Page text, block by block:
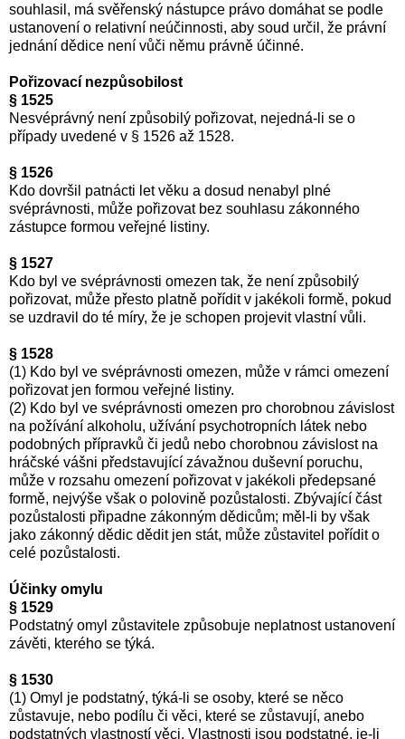
souhlasil, má svěřenský nástupce právo domáhat se podle
ustanovení o relativní neúčinnosti, aby soud určil, že právní
jednání dědice není vůči němu právně účinné.
Pořizovací nezpůsobilost
§ 1525
Nesvéprávný není způsobilý pořizovat, nejedná-li se o
případy uvedené v § 1526 až 1528.
§ 1526
Kdo dovršil patnácti let věku a dosud nenabyl plné
svéprávnosti, může pořizovat bez souhlasu zákonného
zástupce formou veřejné listiny.
§ 1527
Kdo byl ve svéprávnosti omezen tak, že není způsobilý
pořizovat, může přesto platně pořídit v jakékoli formě, pokud
se uzdravil do té míry, že je schopen projevit vlastní vůli.
§ 1528
(1) Kdo byl ve svéprávnosti omezen, může v rámci omezení
pořizovat jen formou veřejné listiny.
(2) Kdo byl ve svéprávnosti omezen pro chorobnou závislost
na požívání alkoholu, užívání psychotropních látek nebo
podobných přípravků či jedů nebo chorobnou závislost na
hráčské vášni představující závažnou duševní poruchu,
může v rozsahu omezení pořizovat v jakékoli předepsané
formě, nejvýše však o polovině pozůstalosti. Zbývající část
pozůstalosti připadne zákonným dědicům; měl-li by však
jako zákonný dědic dědit jen stát, může zůstavitel pořídit o
celé pozůstalosti.
Účinky omylu
§ 1529
Podstatný omyl zůstavitele způsobuje neplatnost ustanovení
závěti, kterého se týká.
§ 1530
(1) Omyl je podstatný, týká-li se osoby, které se něco
zůstavuje, nebo podílu či věci, které se zůstavují, anebo
podstatných vlastností věci. Vlastnosti jsou podstatné, je-li